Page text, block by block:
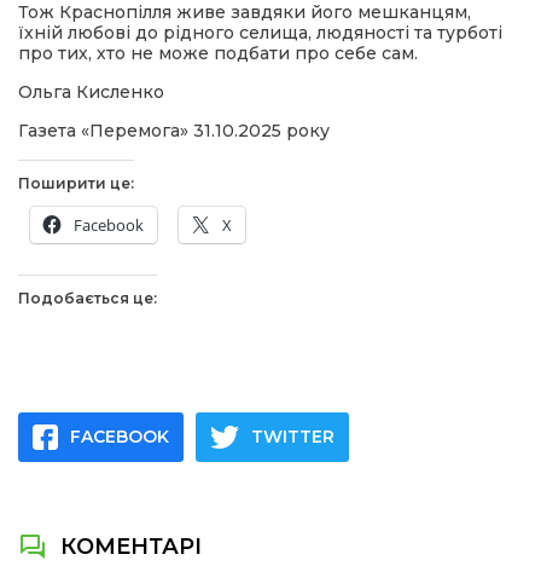
Тож Краснопілля живе завдяки його мешканцям,
їхній любові до рідного селища, людяності та турботі
про тих, хто не може подбати про себе сам.
Ольга Кисленко
Газета «Перемога» 31.10.2025 року
Поширити це:
Facebook X
Подобається це:
FACEBOOK TWITTER
КОМЕНТАРІ